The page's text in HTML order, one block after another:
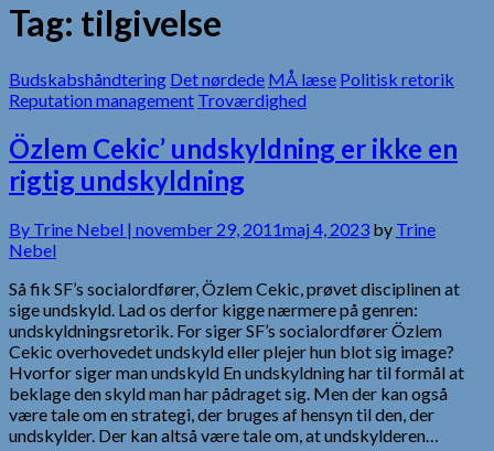
Tag: tilgivelse
Budskabshåndtering Det nørdede MÅ læse Politisk retorik
Reputation management Troværdighed
Özlem Cekic’ undskyldning er ikke en
rigtig undskyldning
By Trine Nebel | november 29, 2011maj 4, 2023 by Trine
Nebel
Så fik SF’s socialordfører, Özlem Cekic, prøvet disciplinen at
sige undskyld. Lad os derfor kigge nærmere på genren:
undskyldningsretorik. For siger SF’s socialordfører Özlem
Cekic overhovedet undskyld eller plejer hun blot sig image?
Hvorfor siger man undskyld En undskyldning har til formål at
beklage den skyld man har pådraget sig. Men der kan også
være tale om en strategi, der bruges af hensyn til den, der
undskylder. Der kan altså være tale om, at undskylderen…